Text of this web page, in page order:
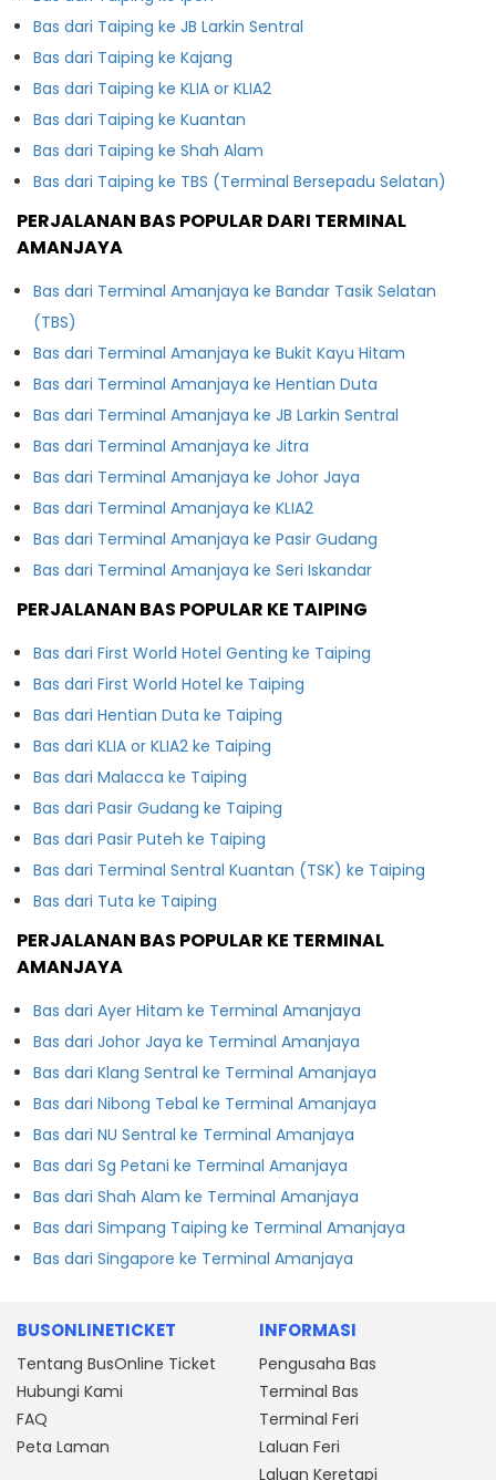
Bas dari Taiping ke JB Larkin Sentral
Bas dari Taiping ke Kajang
Bas dari Taiping ke KLIA or KLIA2
Bas dari Taiping ke Kuantan
Bas dari Taiping ke Shah Alam
Bas dari Taiping ke TBS (Terminal Bersepadu Selatan)
PERJALANAN BAS POPULAR DARI TERMINAL
AMANJAYA
Bas dari Terminal Amanjaya ke Bandar Tasik Selatan
(TBS)
Bas dari Terminal Amanjaya ke Bukit Kayu Hitam
Bas dari Terminal Amanjaya ke Hentian Duta
Bas dari Terminal Amanjaya ke JB Larkin Sentral
Bas dari Terminal Amanjaya ke Jitra
Bas dari Terminal Amanjaya ke Johor Jaya
Bas dari Terminal Amanjaya ke KLIA2
Bas dari Terminal Amanjaya ke Pasir Gudang
Bas dari Terminal Amanjaya ke Seri Iskandar
PERJALANAN BAS POPULAR KE TAIPING
Bas dari First World Hotel Genting ke Taiping
Bas dari First World Hotel ke Taiping
Bas dari Hentian Duta ke Taiping
Bas dari KLIA or KLIA2 ke Taiping
Bas dari Malacca ke Taiping
Bas dari Pasir Gudang ke Taiping
Bas dari Pasir Puteh ke Taiping
Bas dari Terminal Sentral Kuantan (TSK) ke Taiping
Bas dari Tuta ke Taiping
PERJALANAN BAS POPULAR KE TERMINAL
AMANJAYA
Bas dari Ayer Hitam ke Terminal Amanjaya
Bas dari Johor Jaya ke Terminal Amanjaya
Bas dari Klang Sentral ke Terminal Amanjaya
Bas dari Nibong Tebal ke Terminal Amanjaya
Bas dari NU Sentral ke Terminal Amanjaya
Bas dari Sg Petani ke Terminal Amanjaya
Bas dari Shah Alam ke Terminal Amanjaya
Bas dari Simpang Taiping ke Terminal Amanjaya
Bas dari Singapore ke Terminal Amanjaya
BUSONLINETICKET
Tentang BusOnline Ticket
Hubungi Kami
FAQ
Peta Laman
INFORMASI
Pengusaha Bas
Terminal Bas
Terminal Feri
Laluan Feri
Laluan Keretapi